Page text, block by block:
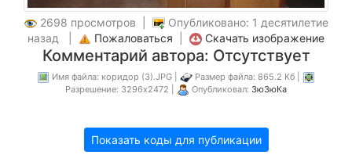
2698 просмотров |
Опубликовано: 1 десятилетие
назад |
Пожаловаться Скачать изображение
Комментарий автора: Отсутствует
Имя файла: коридор (3).JPG |
Размер файла: 865.2 Кб |
Разрешение: 3296x2472 |
Опубликовал: ЗюЗюКа
Показать коды для публикации